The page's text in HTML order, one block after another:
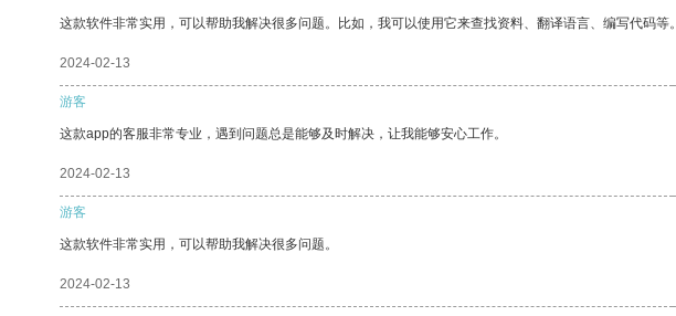
这款软件非常实用，可以帮助我解决很多问题。比如，我可以使用它来查找资料、翻译语言、编写代码等。
2024-02-13
游客
这款app的客服非常专业，遇到问题总是能够及时解决，让我能够安心工作。
2024-02-13
游客
这款软件非常实用，可以帮助我解决很多问题。
2024-02-13